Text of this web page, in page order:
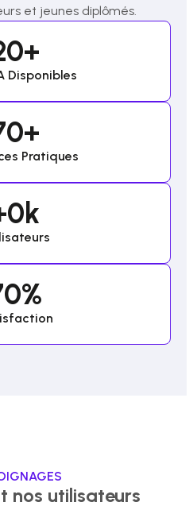
et jeunes diplômés.
Disponibles
+
Pratiques
+
0k
%
nos utilisateurs